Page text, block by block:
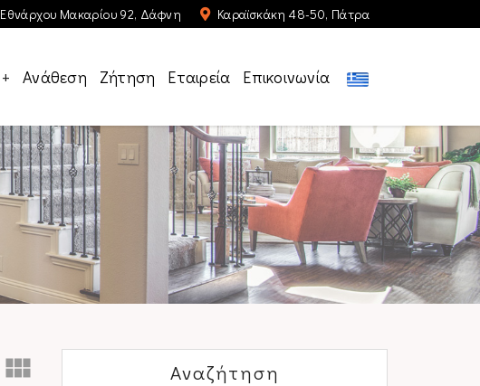
Εθνάρχου Μακαρίου 92, Δάφνη Καραϊσκάκη 48-50, Πάτρα
+ Ανάθεση Ζήτηση Εταιρεία Επικοινωνία
 Αναζήτηση